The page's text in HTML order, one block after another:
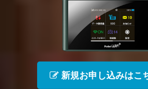
新規お申し込みはこ